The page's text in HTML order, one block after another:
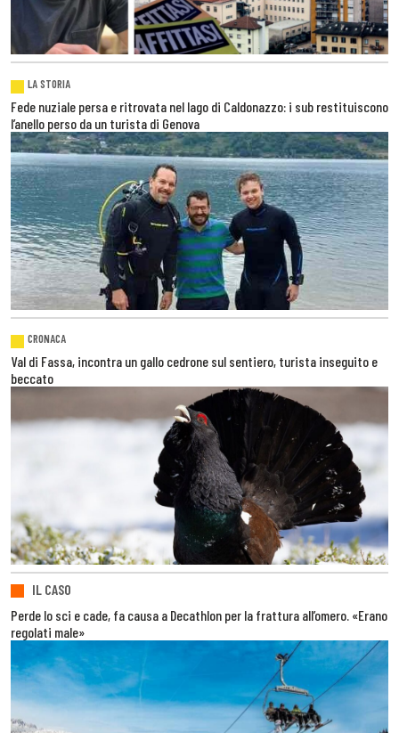
LA STORIA
Fede nuziale persa e ritrovata nel lago di Caldonazzo: i sub restituiscono
l’anello perso da un turista di Genova
CRONACA
Val di Fassa, incontra un gallo cedrone sul sentiero, turista inseguito e
beccato
IL CASO
Perde lo sci e cade, fa causa a Decathlon per la frattura all’omero. «Erano
regolati male»